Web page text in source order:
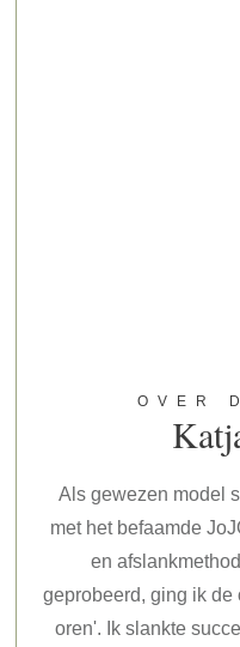
OVER
Als gewezen model
met het befaamde
en
geprobeerd, ging ik
oren'. Ik slankte